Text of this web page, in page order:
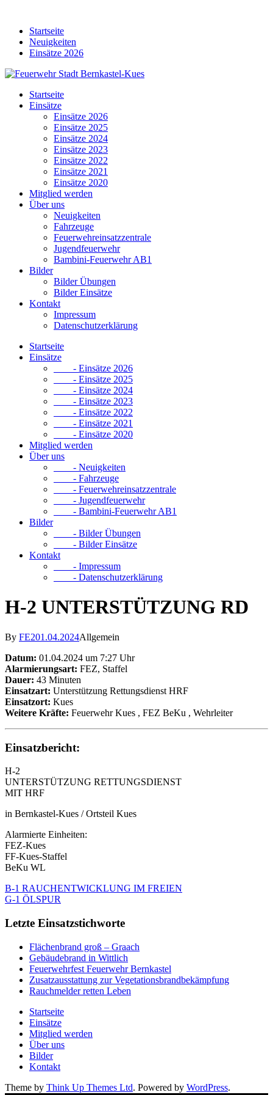
contentStartseite
Neuigkeiten
Einsätze 2026
Startseite
Einsätze
Einsätze 2026
Einsätze 2025
Einsätze 2024
Einsätze 2023
Einsätze 2022
Einsätze 2021
Einsätze 2020
Mitglied werden
Über uns
Neuigkeiten
Fahrzeuge
Feuerwehreinsatzzentrale
Jugendfeuerwehr
Bambini-Feuerwehr AB1
Bilder
Bilder Übungen
Bilder Einsätze
Kontakt
Impressum
Datenschutzerklärung
Startseite
Einsätze
- Einsätze 2026
- Einsätze 2025
- Einsätze 2024
- Einsätze 2023
- Einsätze 2022
- Einsätze 2021
- Einsätze 2020
Mitglied werden
Über uns
- Neuigkeiten
- Fahrzeuge
- Feuerwehreinsatzzentrale
- Jugendfeuerwehr
- Bambini-Feuerwehr AB1
Bilder
- Bilder Übungen
- Bilder Einsätze
Kontakt
- Impressum
- Datenschutzerklärung
H-2 UNTERSTÜTZUNG RD
By FE201.04.2024Allgemein
Datum: 01.04.2024 um 7:27 Uhr
Alarmierungsart: FEZ, Staffel
Dauer: 43 Minuten
Einsatzart: Unterstützung Rettungsdienst HRF
Einsatzort: Kues
Weitere Kräfte: Feuerwehr Kues , FEZ BeKu , Wehrleiter
Einsatzbericht:
H-2
UNTERSTÜTZUNG RETTUNGSDIENST
MIT HRF
in Bernkastel-Kues / Ortsteil Kues
Alarmierte Einheiten:
FEZ-Kues
FF-Kues-Staffel
BeKu WL
B-1 RAUCHENTWICKLUNG IM FREIEN
G-1 ÖLSPUR
Letzte Einsatzstichworte
Flächenbrand groß – Graach
Gebäudebrand in Wittlich
Feuerwehrfest Feuerwehr Bernkastel
Zusatzausstattung zur Vegetationsbrandbekämpfung
Rauchmelder retten Leben
Startseite
Einsätze
Mitglied werden
Über uns
Bilder
Kontakt
Theme by Think Up Themes Ltd. Powered by WordPress.